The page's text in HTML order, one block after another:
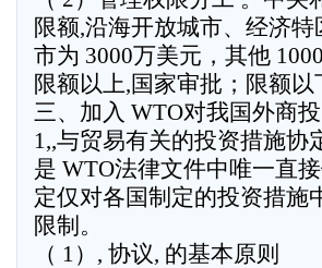
限额,沿海开放城市、经济
市为 3000万美元，其他
限额以上,国家审批；限额
三、加入 WTO对我国外商
1,,与贸易有关的投资措施协
是 WTO法律文件中唯一直
定仅对各国制定的投资措施
限制。
（ 1）, 协议, 的基本原则